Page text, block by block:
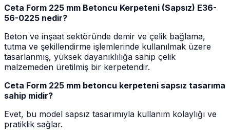
Ceta Form 225 mm Betoncu Kerpeteni (Sapsız) E36-
56-0225 nedir?
Beton ve inşaat sektöründe demir ve çelik bağlama,
tutma ve şekillendirme işlemlerinde kullanılmak üzere
tasarlanmış, yüksek dayanıklılığa sahip çelik
malzemeden üretilmiş bir kerpetendir.
Ceta Form 225 mm betoncu kerpeteni sapsız tasarıma
sahip midir?
Evet, bu model sapsız tasarımıyla kullanım kolaylığı ve
pratiklik sağlar.